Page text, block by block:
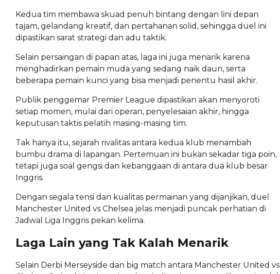
Kedua tim membawa skuad penuh bintang dengan lini depan
tajam, gelandang kreatif, dan pertahanan solid, sehingga duel ini
dipastikan sarat strategi dan adu taktik.
Selain persaingan di papan atas, laga ini juga menarik karena
menghadirkan pemain muda yang sedang naik daun, serta
beberapa pemain kunci yang bisa menjadi penentu hasil akhir.
Publik penggemar Premier League dipastikan akan menyoroti
setiap momen, mulai dari operan, penyelesaian akhir, hingga
keputusan taktis pelatih masing-masing tim.
Tak hanya itu, sejarah rivalitas antara kedua klub menambah
bumbu drama di lapangan. Pertemuan ini bukan sekadar tiga poin,
tetapi juga soal gengsi dan kebanggaan di antara dua klub besar
Inggris.
Dengan segala tensi dan kualitas permainan yang dijanjikan, duel
Manchester United vs Chelsea jelas menjadi puncak perhatian di
Jadwal Liga Inggris pekan kelima.
Laga Lain yang Tak Kalah Menarik
Selain Derbi Merseyside dan big match antara Manchester United vs